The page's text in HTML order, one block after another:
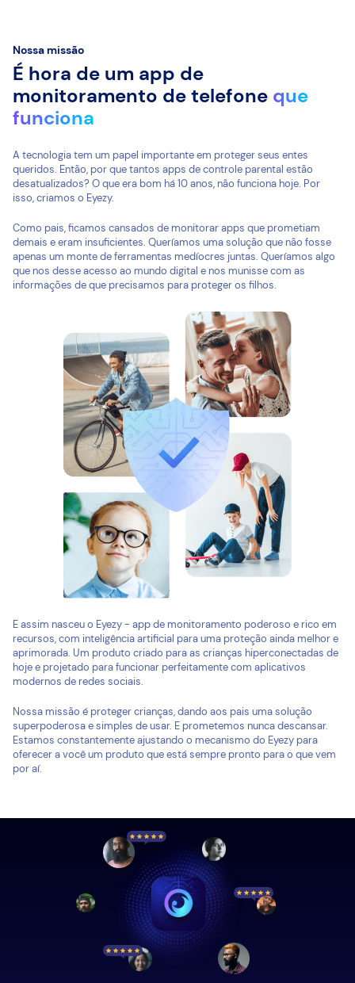
Nossa missão
É hora de um app de
monitoramento de telefone que
funciona
A tecnologia tem um papel importante em proteger seus entes
queridos. Então, por que tantos apps de controle parental estão
desatualizados? O que era bom há 10 anos, não funciona hoje. Por
isso, criamos o Eyezy.
Como pais, ficamos cansados de monitorar apps que prometiam
demais e eram insuficientes. Queríamos uma solução que não fosse
apenas um monte de ferramentas medíocres juntas. Queríamos algo
que nos desse acesso ao mundo digital e nos munisse com as
informações de que precisamos para proteger os filhos.
E assim nasceu o Eyezy - app de monitoramento poderoso e rico em
recursos, com inteligência artificial para uma proteção ainda melhor e
aprimorada. Um produto criado para as crianças hiperconectadas de
hoje e projetado para funcionar perfeitamente com aplicativos
modernos de redes sociais.
Nossa missão é proteger crianças, dando aos pais uma solução
superpoderosa e simples de usar. E prometemos nunca descansar.
Estamos constantemente ajustando o mecanismo do Eyezy para
oferecer a você um produto que está sempre pronto para o que vem
por aí.